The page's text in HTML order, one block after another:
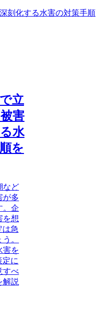
刻化する水害の対策手順
立
害
水
を
など
が多
。企
を想
は急
。
害を
定に
すべ
解説